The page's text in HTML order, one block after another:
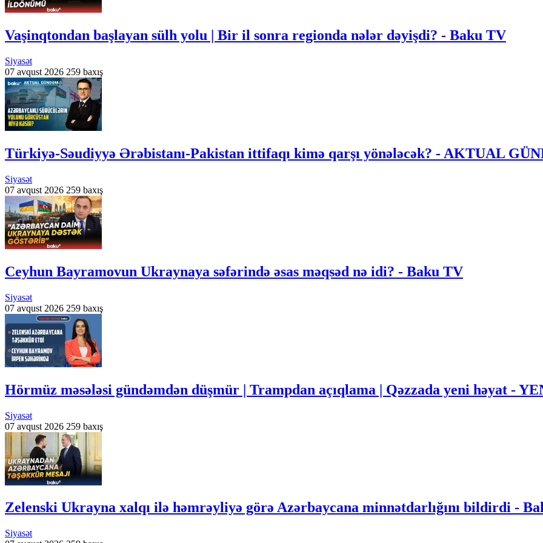
Vaşinqtondan başlayan sülh yolu | Bir il sonra regionda nələr dəyişdi? - Baku TV
Siyasət
07 avqust 2026 259 baxış
Türkiyə-Səudiyyə Ərəbistanı-Pakistan ittifaqı kimə qarşı yönələcək? - AKTUAL
Siyasət
07 avqust 2026 259 baxış
Ceyhun Bayramovun Ukraynaya səfərində əsas məqsəd nə idi? - Baku TV
Siyasət
07 avqust 2026 259 baxış
Hörmüz məsələsi gündəmdən düşmür | Trampdan açıqlama | Qəzzada yeni həyat -
Siyasət
07 avqust 2026 259 baxış
Zelenski Ukrayna xalqı ilə həmrəyliyə görə Azərbaycana minnətdarlığını bildirdi -
Siyasət